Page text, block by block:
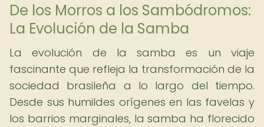
De los Morros a los Sambódromos:
La Evolución de la Samba
La evolución de la samba es un viaje
fascinante que refleja la transformación de la
sociedad brasileña a lo largo del tiempo.
Desde sus humildes orígenes en las favelas y
los barrios marginales, la samba ha florecido